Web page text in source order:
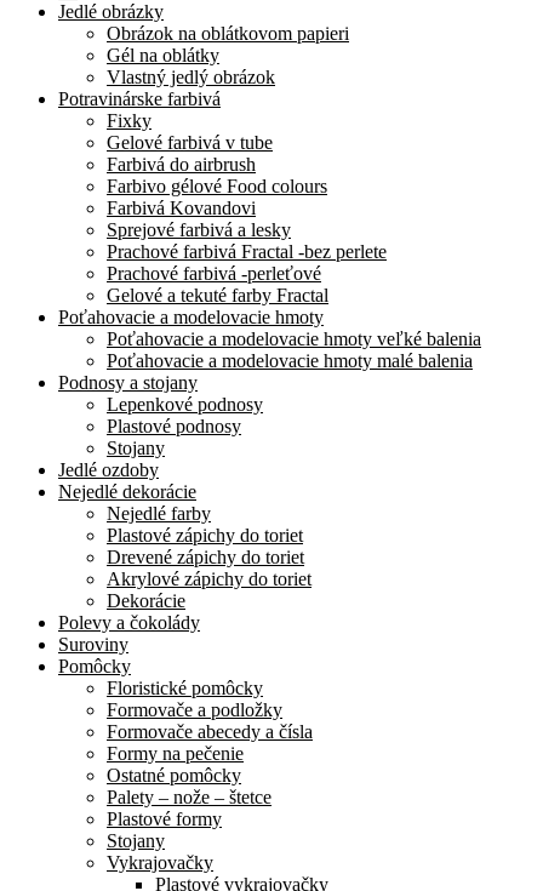
Jedlé obrázky
Obrázok na oblátkovom papieri
Gél na oblátky
Vlastný jedlý obrázok
Potravinárske farbivá
Fixky
Gelové farbivá v tube
Farbivá do airbrush
Farbivo gélové Food colours
Farbivá Kovandovi
Sprejové farbivá a lesky
Prachové farbivá Fractal -bez perlete
Prachové farbivá -perleťové
Gelové a tekuté farby Fractal
Poťahovacie a modelovacie hmoty
Poťahovacie a modelovacie hmoty veľké balenia
Poťahovacie a modelovacie hmoty malé balenia
Podnosy a stojany
Lepenkové podnosy
Plastové podnosy
Stojany
Jedlé ozdoby
Nejedlé dekorácie
Nejedlé farby
Plastové zápichy do toriet
Drevené zápichy do toriet
Akrylové zápichy do toriet
Dekorácie
Polevy a čokolády
Suroviny
Pomôcky
Floristické pomôcky
Formovače a podložky
Formovače abecedy a čísla
Formy na pečenie
Ostatné pomôcky
Palety – nože – štetce
Plastové formy
Stojany
Vykrajovačky
Plastové vykrajovačky